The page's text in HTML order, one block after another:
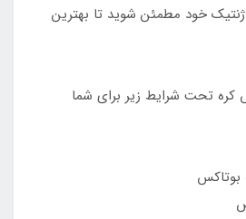
خود مطمئن شوید تا بهترین
تحت شرایط زیر برای شما
بوتاکس